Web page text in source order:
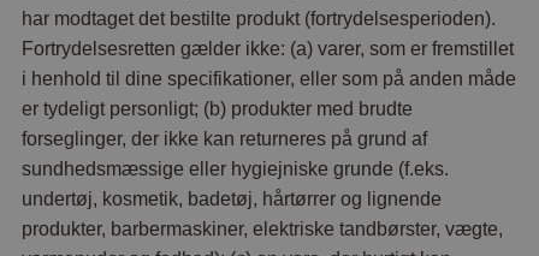
har modtaget det bestilte produkt (fortrydelsesperioden).
Fortrydelsesretten gælder ikke: (a) varer, som er fremstillet
i henhold til dine specifikationer, eller som på anden måde
er tydeligt personligt; (b) produkter med brudte
forseglinger, der ikke kan returneres på grund af
sundhedsmæssige eller hygiejniske grunde (f.eks.
undertøj, kosmetik, badetøj, hårtørrer og lignende
produkter, barbermaskiner, elektriske tandbørster, vægte,